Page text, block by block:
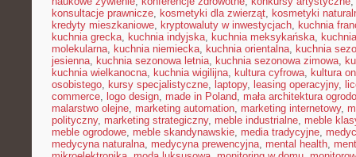
konsultacje prawnicze, kosmetyki dla zwierząt, kosmetyki
kredyty mieszkaniowe, kryptowaluty w inwestycjach, kuchnia
kuchnia grecka, kuchnia indyjska, kuchnia meksykańska,
molekularna, kuchnia niemiecka, kuchnia orientalna, kuchnia
jesienna, kuchnia sezonowa letnia, kuchnia sezonowa zimowa,
kuchnia wielkanocna, kuchnia wigilijna, kultura cyfrowa, kultura
osobistego, kursy specjalistyczne, laptopy, leasing operacyjny,
commerce, logo design, made in Poland, mała architektura
malarstwo olejne, marketing automation, marketing internetowy,
polityczny, marketing strategiczny, meble industrialne, meble
meble ogrodowe, meble skandynawskie, media tradycyjne,
medycyna naturalna, medycyna prewencyjna, mental health,